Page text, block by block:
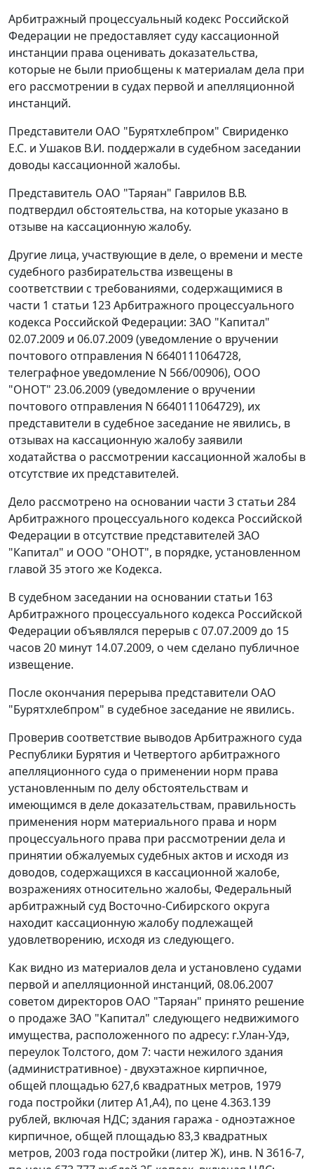
Арбитражный процессуальный кодекс Российской
Федерации не предоставляет суду кассационной
инстанции права оценивать доказательства,
которые не были приобщены к материалам дела при
его рассмотрении в судах первой и апелляционной
инстанций.
Представители ОАО "Бурятхлебпром" Свириденко
Е.С. и Ушаков В.И. поддержали в судебном заседании
доводы кассационной жалобы.
Представитель ОАО "Таряан" Гаврилов В.В.
подтвердил обстоятельства, на которые указано в
отзыве на кассационную жалобу.
Другие лица, участвующие в деле, о времени и месте
судебного разбирательства извещены в
соответствии с требованиями, содержащимися в
части 1 статьи 123Арбитражного процессуального
кодекса Российской Федерации: ЗАО "Капитал"
02.07.2009 и 06.07.2009 (уведомление о вручении
почтового отправления N 6640111064728,
телеграфное уведомление N 566/00906), ООО
"ОНОТ" 23.06.2009 (уведомление о вручении
почтового отправления N 6640111064729), их
представители в судебное заседание не явились, в
отзывах на кассационную жалобу заявили
ходатайства о рассмотрении кассационной жалобы в
отсутствие их представителей.
Дело рассмотрено на основании части 3 статьи 284
Арбитражного процессуального кодекса Российской
Федерации в отсутствие представителей ЗАО
"Капитал" и ООО "ОНОТ", в порядке, установленном
главой 35этого же Кодекса.
В судебном заседании на основании статьи 163
Арбитражного процессуального кодекса Российской
Федерации объявлялся перерыв с 07.07.2009 до 15
часов 20 минут 14.07.2009, о чем сделано публичное
извещение.
После окончания перерыва представители ОАО
"Бурятхлебпром" в судебное заседание не явились.
Проверив соответствие выводов Арбитражного суда
Республики Бурятия и Четвертого арбитражного
апелляционного суда о применении норм права
установленным по делу обстоятельствам и
имеющимся в деле доказательствам, правильность
применения норм материального права и норм
процессуального права при рассмотрении дела и
принятии обжалуемых судебных актов и исходя из
доводов, содержащихся в кассационной жалобе,
возражениях относительно жалобы, Федеральный
арбитражный суд Восточно-Сибирского округа
находит кассационную жалобу подлежащей
удовлетворению, исходя из следующего.
Как видно из материалов дела и установлено судами
первой и апелляционной инстанций, 08.06.2007
советом директоров ОАО "Таряан" принято решение
о продаже ЗАО "Капитал" следующего недвижимого
имущества, расположенного по адресу: г.Улан-Удэ,
переулок Толстого, дом 7: части нежилого здания
(административное) - двухэтажное кирпичное,
общей площадью 627,6 квадратных метров, 1979
года постройки (литер А1,А4), по цене 4.363.139
рублей, включая НДС; здания гаража - одноэтажное
кирпичное, общей площадью 83,3 квадратных
метров, 2003 года постройки (литер Ж), инв. N 3616-7,